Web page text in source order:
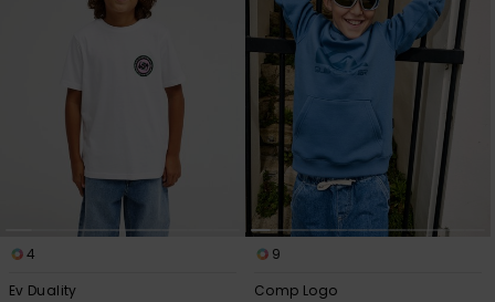
4
Ev Duality
9
Comp Logo